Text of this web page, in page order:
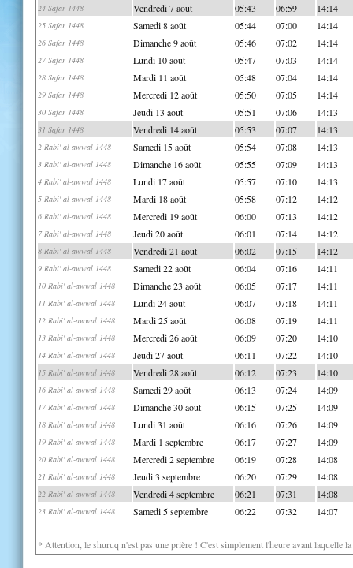
24 Safar 1448 Vendredi 7 août 05:43 06:59 14:14
25 Safar 1448 Samedi 8 août 05:44 07:00 14:14
26 Safar 1448 Dimanche 9 août 05:46 07:02 14:14
27 Safar 1448 Lundi 10 août 05:47 07:03 14:14
28 Safar 1448 Mardi 11 août 05:48 07:04 14:14
29 Safar 1448 Mercredi 12 août 05:50 07:05 14:14
30 Safar 1448 Jeudi 13 août 05:51 07:06 14:13
31 Safar 1448 Vendredi 14 août 05:53 07:07 14:13
2 Rabi' al-awwal 1448 Samedi 15 août 05:54 07:08 14:13
3 Rabi' al-awwal 1448 Dimanche 16 août 05:55 07:09 14:13
4 Rabi' al-awwal 1448 Lundi 17 août 05:57 07:10 14:13
5 Rabi' al-awwal 1448 Mardi 18 août 05:58 07:12 14:12
6 Rabi' al-awwal 1448 Mercredi 19 août 06:00 07:13 14:12
7 Rabi' al-awwal 1448 Jeudi 20 août 06:01 07:14 14:12
8 Rabi' al-awwal 1448 Vendredi 21 août 06:02 07:15 14:12
9 Rabi' al-awwal 1448 Samedi 22 août 06:04 07:16 14:11
10 Rabi' al-awwal 1448 Dimanche 23 août 06:05 07:17 14:11
11 Rabi' al-awwal 1448 Lundi 24 août 06:07 07:18 14:11
12 Rabi' al-awwal 1448 Mardi 25 août 06:08 07:19 14:11
13 Rabi' al-awwal 1448 Mercredi 26 août 06:09 07:20 14:10
14 Rabi' al-awwal 1448 Jeudi 27 août 06:11 07:22 14:10
15 Rabi' al-awwal 1448 Vendredi 28 août 06:12 07:23 14:10
16 Rabi' al-awwal 1448 Samedi 29 août 06:13 07:24 14:09
17 Rabi' al-awwal 1448 Dimanche 30 août 06:15 07:25 14:09
18 Rabi' al-awwal 1448 Lundi 31 août 06:16 07:26 14:09
19 Rabi' al-awwal 1448 Mardi 1 septembre 06:17 07:27 14:09
20 Rabi' al-awwal 1448 Mercredi 2 septembre 06:19 07:28 14:08
21 Rabi' al-awwal 1448 Jeudi 3 septembre 06:20 07:29 14:08
22 Rabi' al-awwal 1448 Vendredi 4 septembre 06:21 07:31 14:08
23 Rabi' al-awwal 1448 Samedi 5 septembre 06:22 07:32 14:07
* Attention, le shuruq n'est pas une prière ! C'est simplement l'heure avant laquelle